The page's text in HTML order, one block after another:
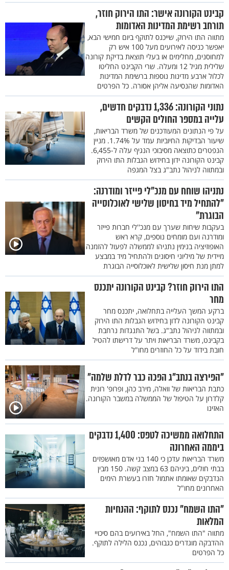
קבינט הקורונה אישר: התו הירוק חוזר,
תורחב רשימת המדינות האדומות
מתווה התו הירוק, שייכנס לתוקף ביום חמישי הבא,
יאפשר כניסה לאירועים מעל 100 איש רק
למחוסנים, מחלימים או בעלי תוצאת בדיקת קורונה
שלילית מגיל 12 ומעלה. שרי הקבינט החליטו
לכלול ארבע מדינות נוספות ברשימת המדינות
האדומות שהנסיעה אליהן אסורה. כל הפרטים
נתוני הקורונה: 1,336 נדבקים חדשים,
עלייה במספר החולים הקשים
על פי הנתונים המעודכנים של משרד הבריאות,
שיעור הבדיקות החיוביות עמד על 1.74%. מניין
הנפטרים כתוצאה מסיבוכי הנגיף עלה ל-6,455.
קבינט הקורונה ידון בחידוש הגבלות התו הירוק
ובמתווה לניהול נתב"ג בצל המגפה
נתניהו שוחח עם מנכ"לי פייזר ומודרנה:
"להתחיל מיד בחיסון שלישי לאוכלוסייה
הבוגרת"
בעקבות שיחות שערך עם מנכ''לי חברות פייזר
ומודרנה ועם מומחים נוספים, קרא ראש
האופוזיציה בנימין נתניהו לממשלה לפעול להזמנה
מיידית של מיליוני חיסונים ולהתחיל מיד במבצע
למתן מנת חיסון שלישית לאוכלוסייה הבוגרת
התו הירוק חוזר? קבינט הקורונה יתכנס
מחר
ברקע המשך העלייה בתחלואה, יתכנס מחר
קבינט הקורונה לדון בחידוש הגבלות התו הירוק
ובמתווה לניהול נתב"ג. בשל התנגדות נרחבת
בקבינט, משרד הבריאות ויתר על דרישתו להטיל
חובת בידוד על כל החוזרים מחו"ל
"הפירצה בנתב"ג הפכה כבר לדלת שלמה"
כתבת הבריאות של וואלה, מירב כהן, ופרופ' רונית
קלדרון על הטיפול של הממשלה במשבר הקורונה.
האזינו
התחלואה ממשיכה לטפס: 1,400 נדבקים
ביממה האחרונה
משרד הבריאות עדכן כי 140 בני אדם מאושפזים
בבתי חולים, ביניהם 63 במצב קשה. 150 מבין
הנדבקים שאומתו אתמול חזרו בעשרת הימים
האחרונים מחו"ל
"התו השמח" נכנס לתוקף: ההנחיות
המלאות
מתווה "התו השמח", החל באירועים בהם סיכויי
ההדבקה מוגדרים כגבוהים, נכנס הלילה לתוקף.
כל הפרטים